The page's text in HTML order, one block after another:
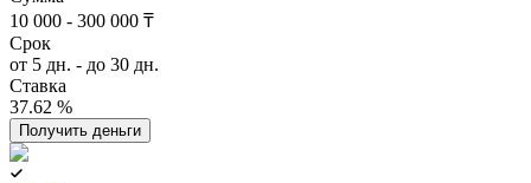
10 000 - 300 000 ₸
Срок
от 5 дн. - до 30 дн.
Ставка
37.62 %
Получить деньги